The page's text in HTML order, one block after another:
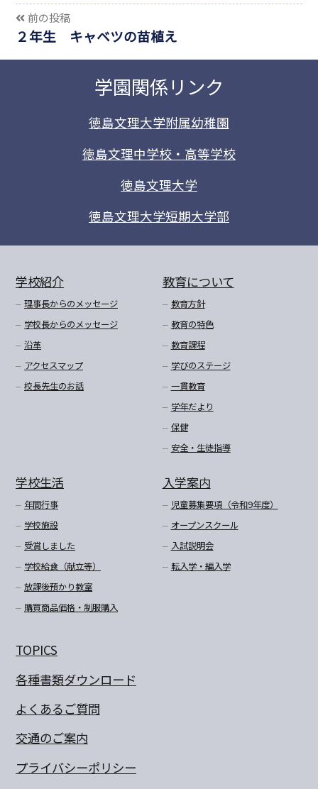
前の投稿
２年生 キャベツの苗植え
学園関係リンク
徳島文理大学附属幼稚園
徳島文理中学校・高等学校
徳島文理大学
徳島文理大学短期大学部
学校紹介
理事長からのメッセージ
学校長からのメッセージ
沿革
アクセスマップ
校長先生のお話
教育について
教育方針
教育の特色
教育課程
学びのステージ
一貫教育
学年だより
保健
安全・生徒指導
学校生活
年間行事
学校施設
受賞しました
学校給食（献立等）
放課後預かり教室
購買商品価格・制服購入
入学案内
児童募集要項（令和9年度）
オープンスクール
入試説明会
転入学・編入学
TOPICS
各種書類ダウンロード
よくあるご質問
交通のご案内
プライバシーポリシー